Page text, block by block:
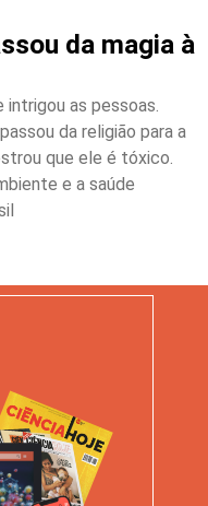
da magia à
intrigou as pessoas.
da religião para a
que ele é tóxico.
e a saúde